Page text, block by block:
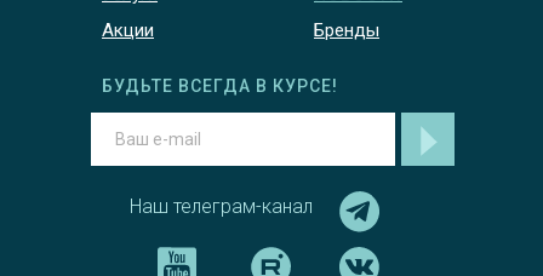
Акции
Бренды
Наш телеграм-канал
БУДЬТЕ ВСЕГДА В КУРСЕ!